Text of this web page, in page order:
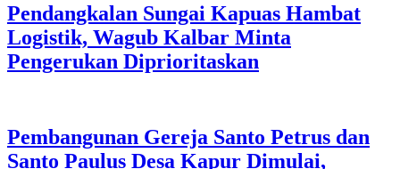
Pendangkalan Sungai Kapuas Hambat
Logistik, Wagub Kalbar Minta
Pengerukan Diprioritaskan
Pembangunan Gereja Santo Petrus dan
Santo Paulus Desa Kapur Dimulai,